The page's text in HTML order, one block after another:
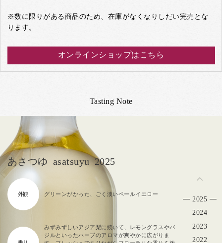
※数に限りがある商品のため、在庫がなくなりしだい完売とな
ります。
オンラインショップはこちら
Tasting Note
2025
2024
2023
2022
Previous
あさつゆ asatsuyu 2025
外観 グリーンがかった、ごく淡いペールイエロー
みずみずしいアジア梨に続いて、レモングラスやバ
ジルといったハーブのアロマが爽やかに広がりま